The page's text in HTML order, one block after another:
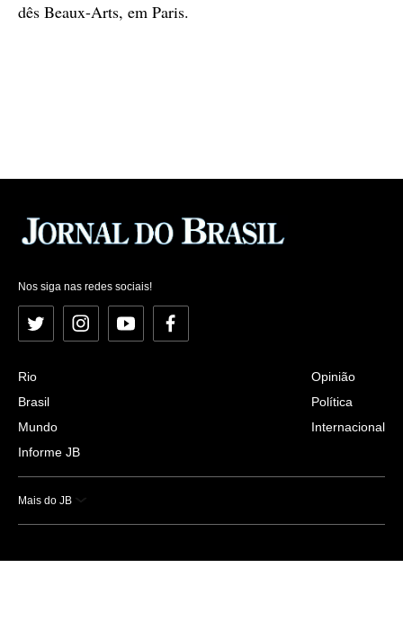
dês Beaux-Arts, em Paris.
Nos siga nas redes sociais!
Twitter InstagramYouTubeFacebook
Rio
Brasil
Mundo
Informe JB
Opinião
Política
Internacional
Mais do JB
Esportes